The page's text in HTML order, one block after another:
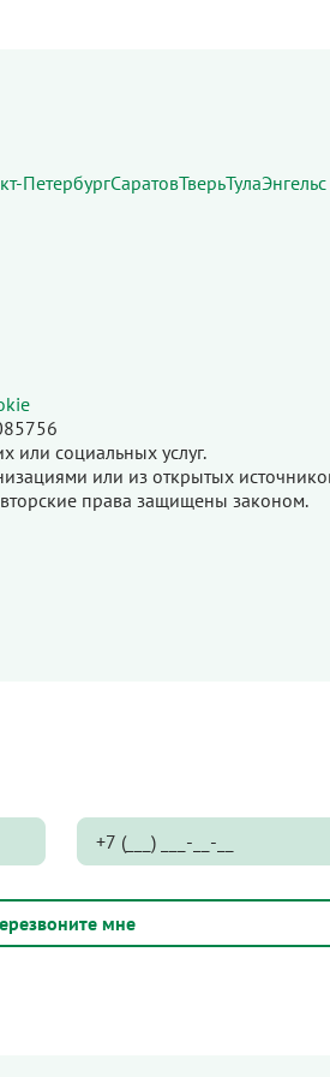
ПетербургСаратовТверьТулаЭнгельс
или социальных услуг.
или из открытых
права защищены законом.